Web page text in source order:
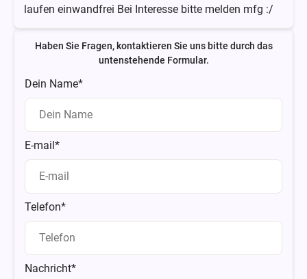
laufen einwandfrei Bei Interesse bitte melden mfg :/
Haben Sie Fragen, kontaktieren Sie uns bitte durch das
untenstehende Formular.
Dein Name*
E-mail*
Telefon*
Nachricht*